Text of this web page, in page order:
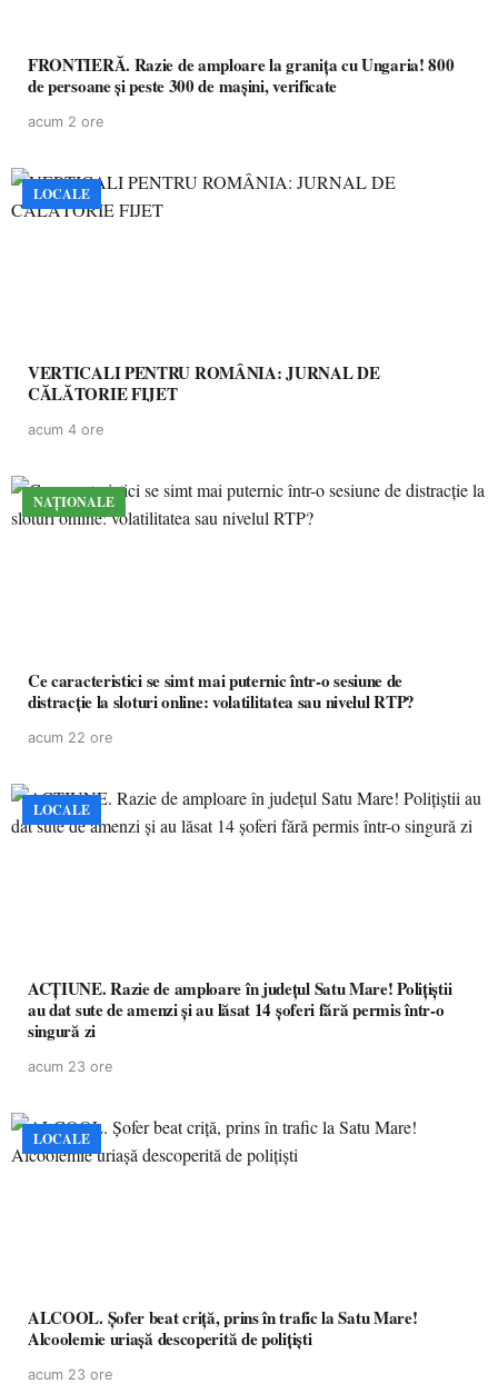
FRONTIERĂ. Razie de amploare la granița cu Ungaria! 800
de persoane și peste 300 de mașini, verificate
acum 2 ore
LOCALE
VERTICALI PENTRU ROMÂNIA: JURNAL DE
CĂLĂTORIE FIJET
acum 4 ore
NAȚIONALE
Ce caracteristici se simt mai puternic într-o sesiune de
distracție la sloturi online: volatilitatea sau nivelul RTP?
acum 22 ore
LOCALE
ACȚIUNE. Razie de amploare în județul Satu Mare! Polițiștii
au dat sute de amenzi și au lăsat 14 șoferi fără permis într-o
singură zi
acum 23 ore
LOCALE
ALCOOL. Șofer beat criță, prins în trafic la Satu Mare!
Alcoolemie uriașă descoperită de polițiști
acum 23 ore